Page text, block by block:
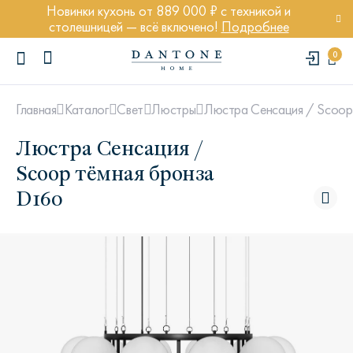
Новинки кухонь от 889 000 ₽ с техникой и
столешницей — всё включено! Подробнее
0
ПОПУЛЯРНЫЕ ЗАПРОСЫ
Главная Каталог Свет Люстры Люстра Сенсация /
Люстра Сенсация /
Scoop тёмная бронза
D160